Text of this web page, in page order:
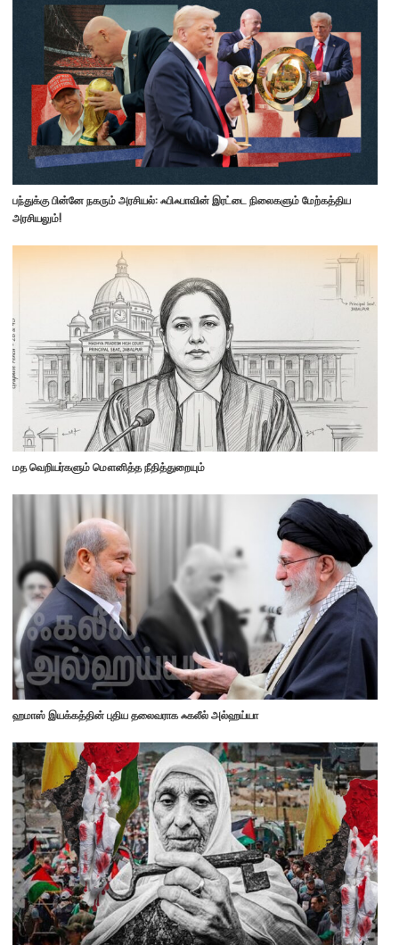
பந்துக்கு பின்னே நகரும் அரசியல்: ஃபிஃபாவின் இரட்டை நிலைகளும் மேற்கத்திய
அரசியலும்!
மத வெறியர்களும் மௌனித்த நீதித்துறையும்
ஹமாஸ் இயக்கத்தின் புதிய தலைவராக ஃகலீல் அல்ஹய்யா